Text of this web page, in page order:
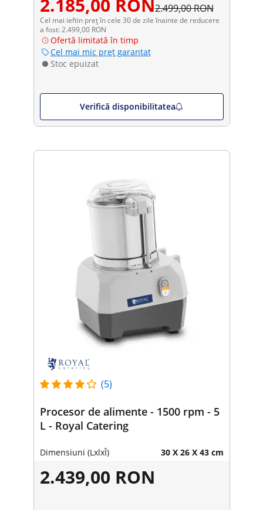
2.499,00 RON
Cel mai ieftin preț în cele 30 de zile înainte de reducere
a fost: 2.499,00 RON
Ofertă limitată în timp
Cel mai mic preț garantat
Stoc epuizat
Verifică disponibilitatea
(5)
Procesor de alimente - 1500 rpm - 5
L - Royal Catering
Dimensiuni (LxlxÎ) 30 X 26 X 43 cm
2.439,00 RON